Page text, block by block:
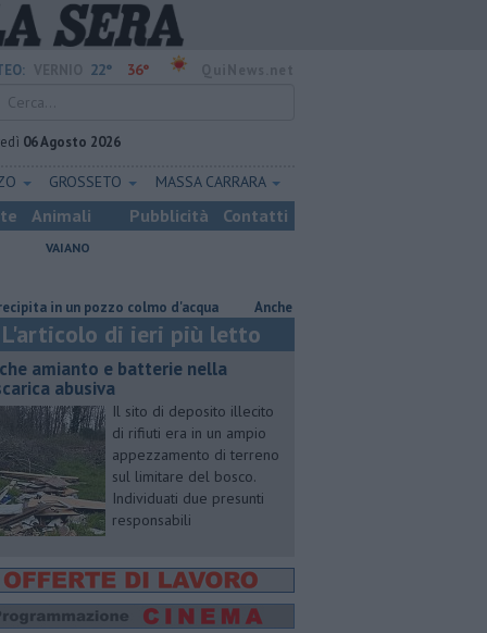
22° 36°
06 Agosto 2026
GROSSETO MASSA CARRARA
Animali Pubblicità Contatti
VAIANO
pozzo colmo d'acqua Anche amianto e batterie nella discarica
L'articolo di ieri più letto
amianto e batterie nella
abusiva
Il sito di deposito illecito
di rifiuti era in un ampio
appezzamento di terreno
sul limitare del bosco.
Individuati due presunti
responsabili